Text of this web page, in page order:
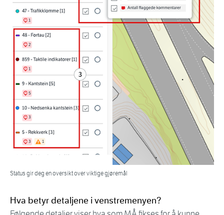
Status gir deg en oversikt over viktige gjøremål
Hva betyr detaljene i venstremenyen?